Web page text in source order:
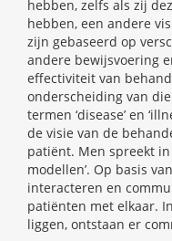
hebben, zelfs als zij
hebben, een andere
zijn gebaseerd op
andere bewijsvoering
effectiviteit van
onderscheiding van
termen ‘disease’ en
de visie van de
patiënt. Men spreekt
modellen’. Op basis
interacteren en
patiënten met elkaar.
liggen, ontstaan er